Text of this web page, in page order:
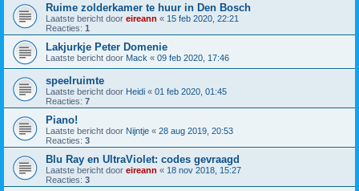
Ruime zolderkamer te huur in Den Bosch
Laatste bericht door eireann « 15 feb 2020, 22:21
Reacties: 1
Lakjurkje Peter Domenie
Laatste bericht door Mack « 09 feb 2020, 17:46
speelruimte
Laatste bericht door Heidi « 01 feb 2020, 01:45
Reacties: 7
Piano!
Laatste bericht door Nijntje « 28 aug 2019, 20:53
Reacties: 3
Blu Ray en UltraViolet: codes gevraagd
Laatste bericht door eireann « 18 nov 2018, 15:27
Reacties: 3